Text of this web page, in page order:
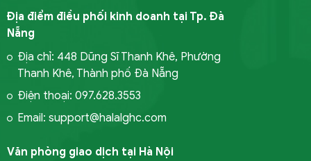
Địa điểm điều phối kinh doanh tại Tp. Đà
Nẵng
Địa chỉ: 448 Dũng Sĩ Thanh Khê, Phường
Thanh Khê, Thành phố Đà Nẵng
Điện thoại: 097.628.3553
Email: support@halalghc.com
Văn phòng giao dịch tại Hà Nội